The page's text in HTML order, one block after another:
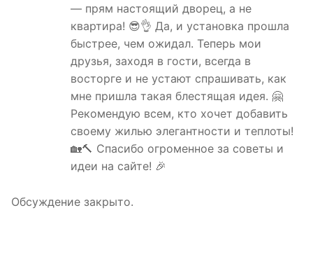
— прям настоящий дворец, а не
квартира! 😎👌 Да, и установка прошла
быстрее, чем ожидал. Теперь мои
друзья, заходя в гости, всегда в
восторге и не устают спрашивать, как
мне пришла такая блестящая идея. 🤗
Рекомендую всем, кто хочет добавить
своему жилью элегантности и теплоты!
🏡🔨 Спасибо огроменное за советы и
идеи на сайте! 🎉
Обсуждение закрыто.